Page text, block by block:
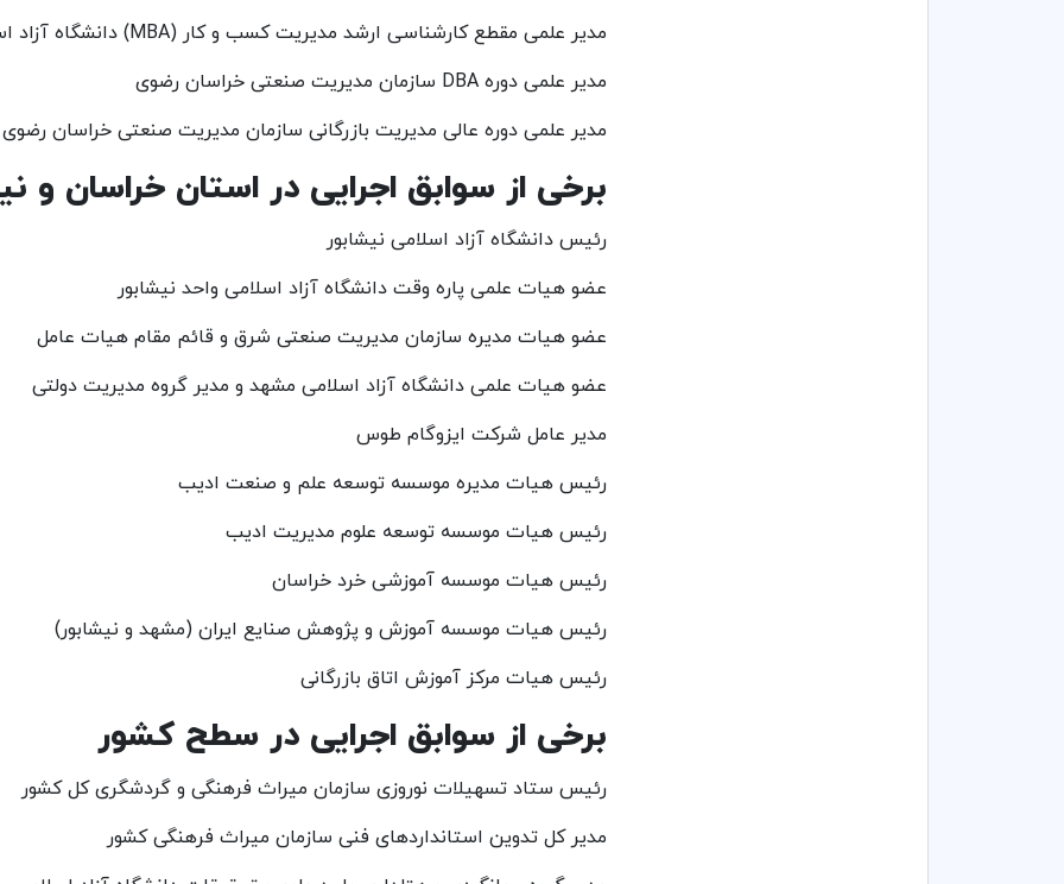
مدیر علمی مقطع کارشناسی ارشد مدیریت کسب و کار (MBA) دانشگاه آزاد اسلامی واحد علوم وتحقیقات
مدیر علمی دوره DBA سازمان مدیریت صنعتی خراسان رضوی
مدیر علمی دوره عالی مدیریت بازرگانی سازمان مدیریت صنعتی خراسان رضوی
برخی از سوابق اجرایی در استان خراسان و
رئیس دانشگاه آزاد اسلامی نیشابور
عضو هیات علمی پاره وقت دانشگاه آزاد اسلامی واحد نیشابور
عضو هیات مدیره سازمان مدیریت صنعتی شرق و قائم مقام هیات عامل
عضو هیات علمی دانشگاه آزاد اسلامی مشهد و مدیر گروه مدیریت دولتی
مدیر عامل شرکت ایزوگام طوس
رئیس هیات مدیره موسسه توسعه علم و صنعت ادیب
رئیس هیات موسسه توسعه علوم مدیریت ادیب
رئیس هیات موسسه آموزشی خرد خراسان
رئیس هیات موسسه آموزش و پژوهش صنایع ایران (مشهد و نیشابور)
رئیس هیات مرکز آموزش اتاق بازرگانی
برخی از سوابق اجرایی در سطح کشور
رئیس ستاد تسهیلات نوروزی سازمان میراث فرهنگی و گردشگری کل کشور
مدیر کل تدوین استانداردهای فنی سازمان میراث فرهنگی کشور